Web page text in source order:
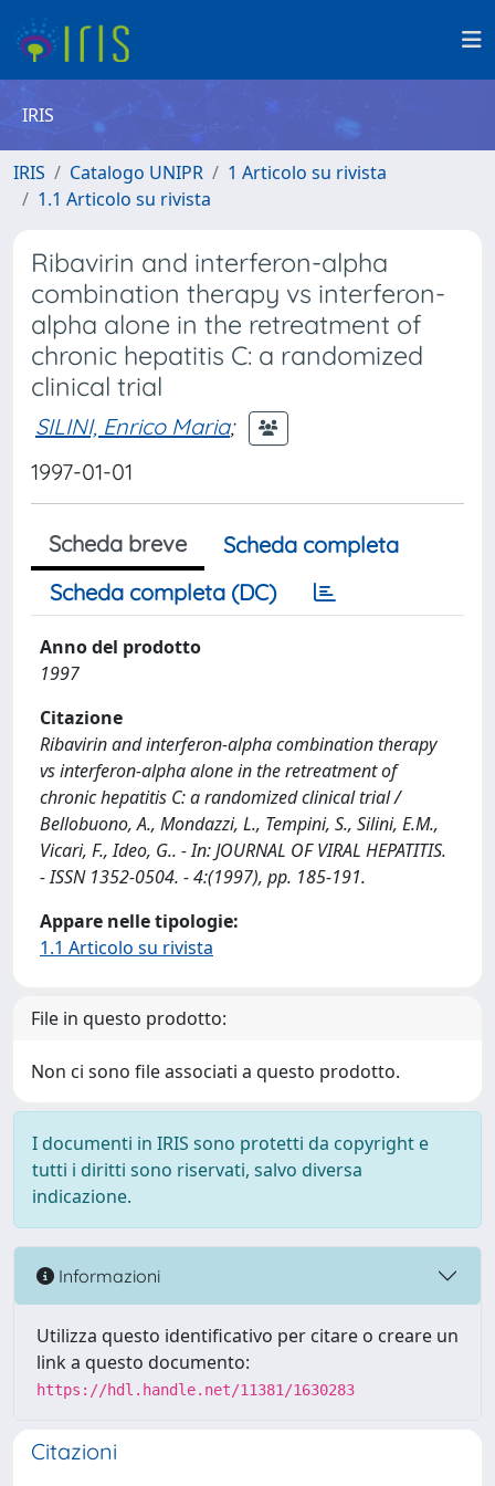
IRIS
IRIS Catalogo UNIPR
1 Articolo su rivista
1.1 Articolo su rivista
Ribavirin and interferon-alpha
combination therapy vs interferon-
alpha alone in the retreatment of
chronic hepatitis C: a randomized
clinical trial
SILINI, Enrico Maria;
1997-01-01
Scheda breve
Scheda completa
Scheda completa (DC)
Anno del prodotto
1997
Citazione
Ribavirin and interferon-alpha combination therapy
vs interferon-alpha alone in the retreatment of
chronic hepatitis C: a randomized clinical trial /
Bellobuono, A., Mondazzi, L., Tempini, S., Silini, E.M.,
Vicari, F., Ideo, G.. - In: JOURNAL OF VIRAL HEPATITIS.
- ISSN 1352-0504. - 4:(1997), pp. 185-191.
Appare nelle tipologie:
1.1 Articolo su rivista
File in questo prodotto:
Non ci sono file associati a questo prodotto.
I documenti in IRIS sono protetti da copyright e
tutti i diritti sono riservati, salvo diversa
indicazione.
Informazioni
Utilizza questo identificativo per citare o creare un
link a questo documento:
https://hdl.handle.net/11381/1630283
Citazioni